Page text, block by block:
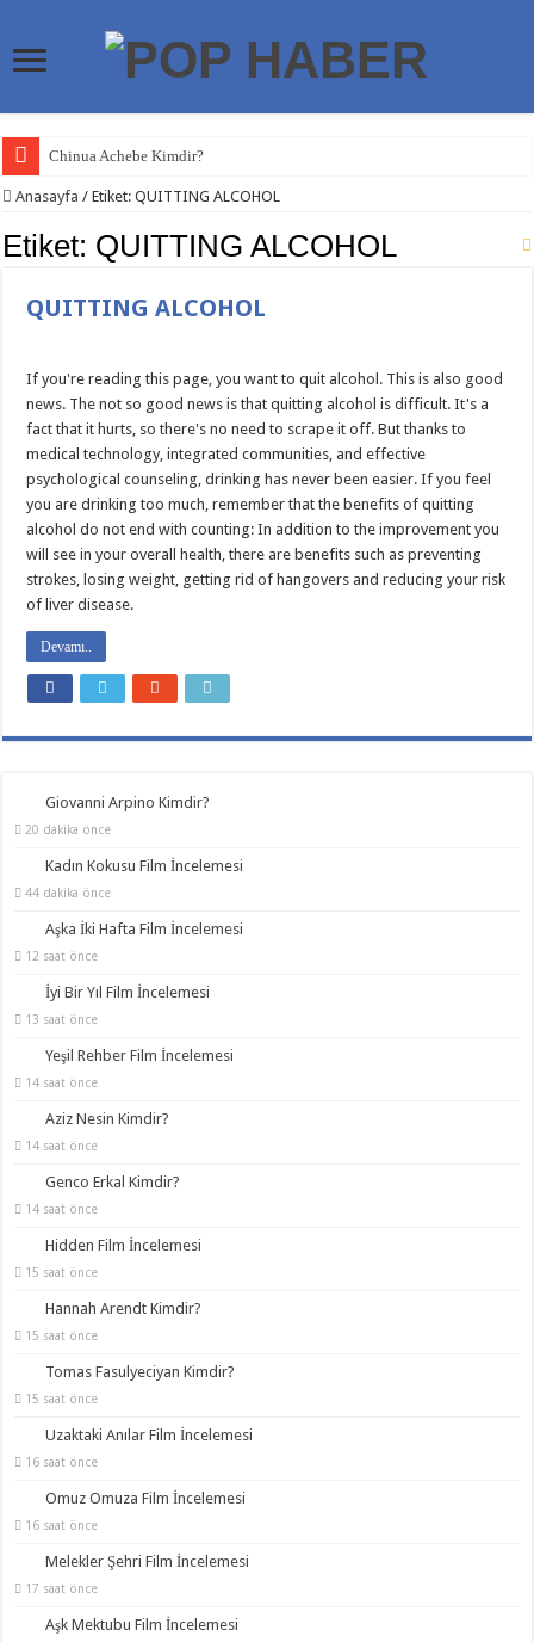
Chinua Achebe Kimdir?
Craig Higginson Kimdir?
Ricky Gervais Kimdir?
Meksika Depremi
Kanser Önleyici Yaşam Rehberi
Venezuela Depremi
Türkiye Neden Sık Deprem Yaşıyor?
Bill Murray Kimdir?
Anasayfa / Etiket:QUITTING ALCOHOL
Etiket: QUITTING ALCOHOL
QUITTING ALCOHOL
If you're reading this page, you want to quit alcohol. This is also good
news. The not so good news is that quitting alcohol is difficult. It's a
fact that it hurts, so there's no need to scrape it off. But thanks to
medical technology, integrated communities, and effective
psychological counseling, drinking has never been easier. If you feel
you are drinking too much, remember that the benefits of quitting
alcohol do not end with counting: In addition to the improvement you
will see in your overall health, there are benefits such as preventing
strokes, losing weight, getting rid of hangovers and reducing your risk
of liver disease.
Devamı..
Giovanni Arpino Kimdir?
20 dakika önce
Kadın Kokusu Film İncelemesi
44 dakika önce
Aşka İki Hafta Film İncelemesi
12 saat önce
İyi Bir Yıl Film İncelemesi
13 saat önce
Yeşil Rehber Film İncelemesi
14 saat önce
Aziz Nesin Kimdir?
14 saat önce
Genco Erkal Kimdir?
14 saat önce
Hidden Film İncelemesi
15 saat önce
Hannah Arendt Kimdir?
15 saat önce
Tomas Fasulyeciyan Kimdir?
15 saat önce
Uzaktaki Anılar Film İncelemesi
16 saat önce
Omuz Omuza Film İncelemesi
16 saat önce
Melekler Şehri Film İncelemesi
17 saat önce
Aşk Mektubu Film İncelemesi